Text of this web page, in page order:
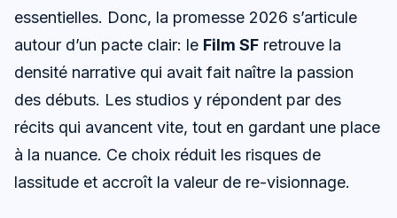
essentielles. Donc, la promesse 2026 s’articule
autour d’un pacte clair: le Film SF retrouve la
densité narrative qui avait fait naître la passion
des débuts. Les studios y répondent par des
récits qui avancent vite, tout en gardant une place
à la nuance. Ce choix réduit les risques de
lassitude et accroît la valeur de re-visionnage.